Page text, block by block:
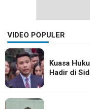
VIDEO POPULER
Kuasa
Hadir di